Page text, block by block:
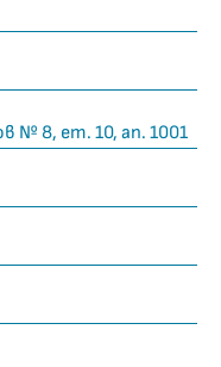
№ 8, ет. 10, ап. 1001